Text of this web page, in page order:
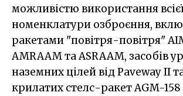
можливістю використання
номенклатури озброєння,
ракетами "повітря-повітря"
AMRAAM та ASRAAM, засобів
наземних цілей від Paveway II
крилатих стелс-ракет AGM-158